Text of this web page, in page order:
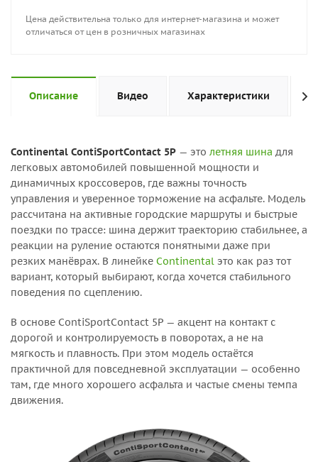
Цена действительна только для интернет-магазина и может
отличаться от цен в розничных магазинах
Описание Видео Характеристики
Continental ContiSportContact 5P — это летняя шина для
легковых автомобилей повышенной мощности и
динамичных кроссоверов, где важны точность
управления и уверенное торможение на асфальте. Модель
рассчитана на активные городские маршруты и быстрые
поездки по трассе: шина держит траекторию стабильнее, а
реакции на руление остаются понятными даже при
резких манёврах. В линейке Continental это как раз тот
вариант, который выбирают, когда хочется стабильного
поведения по сцеплению.
В основе ContiSportContact 5P — акцент на контакт с
дорогой и контролируемость в поворотах, а не на
мягкость и плавность. При этом модель остаётся
практичной для повседневной эксплуатации — особенно
там, где много хорошего асфальта и частые смены темпа
движения.